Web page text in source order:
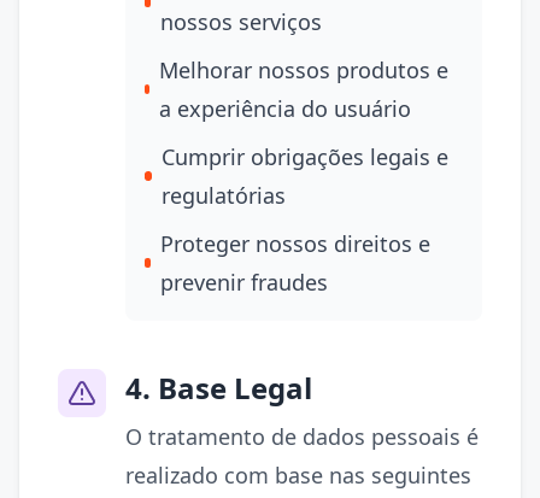
nossos serviços
Melhorar nossos produtos e
a experiência do usuário
Cumprir obrigações legais e
regulatórias
Proteger nossos direitos e
prevenir fraudes
4. Base Legal
O tratamento de dados pessoais é
realizado com base nas seguintes